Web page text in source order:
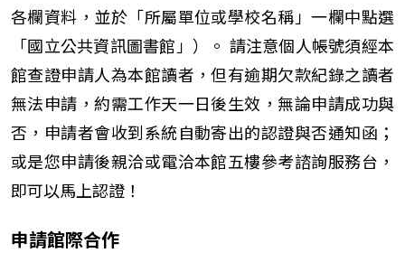
各欄資料，並於「所屬單位或學校名稱」一欄中點選
「國立公共資訊圖書館」）。 請注意個人帳號須經本
館查證申請人為本館讀者，但有逾期欠款紀錄之讀者
無法申請，約需工作天一日後生效，無論申請成功與
否，申請者會收到系統自動寄出的認證與否通知函；
或是您申請後親洽或電洽本館五樓參考諮詢服務台，
即可以馬上認證！
申請館際合作